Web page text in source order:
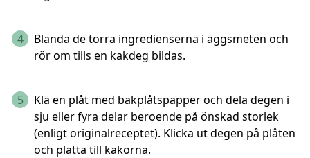
4
Blanda de torra ingredienserna i äggsmeten och
rör om tills en kakdeg bildas.
5
Klä en plåt med bakplåtspapper och dela degen i
sju eller fyra delar beroende på önskad storlek
(enligt originalreceptet). Klicka ut degen på plåten
och platta till kakorna.